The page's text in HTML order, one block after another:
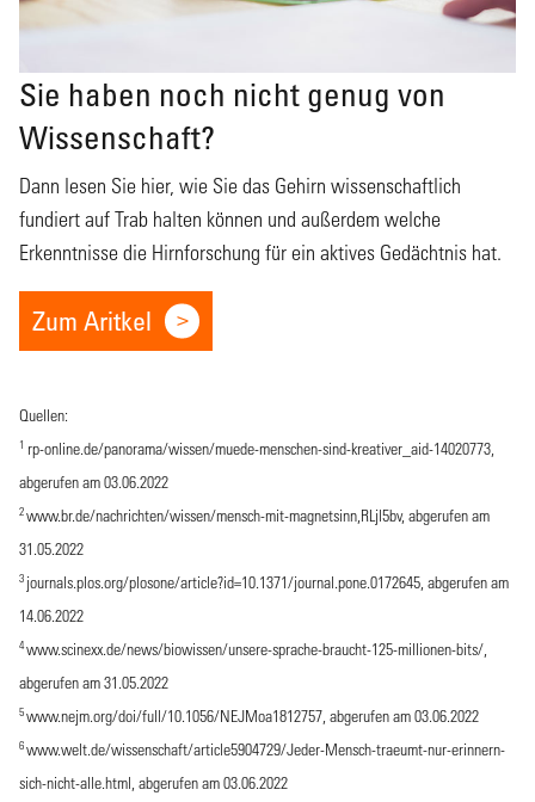
Sie haben noch nicht genug von
Wissenschaft?
Dann lesen Sie hier, wie Sie das Gehirn wissenschaftlich
fundiert auf Trab halten können und außerdem welche
Erkenntnisse die Hirnforschung für ein aktives Gedächtnis hat.
Zum Aritkel
Quellen:
1 rp-online.de/panorama/wissen/muede-menschen-sind-kreativer_aid-14020773,
abgerufen am 03.06.2022
2www.br.de/nachrichten/wissen/mensch-mit-magnetsinn,RLjl5bv, abgerufen am
31.05.2022
3 journals.plos.org/plosone/article?id=10.1371/journal.pone.0172645 , abgerufen am
14.06.2022
4www.scinexx.de/news/biowissen/unsere-sprache-braucht-125-millionen-bits/
abgerufen am 31.05.2022
5www.nejm.org/doi/full/10.1056/NEJMoa1812757 , abgerufen am 03.06.2022
6www.welt.de/wissenschaft/article5904729/Jeder-Mensch-traeumt-nur-erinnern-
sich-nicht-alle.html , abgerufen am 03.06.2022